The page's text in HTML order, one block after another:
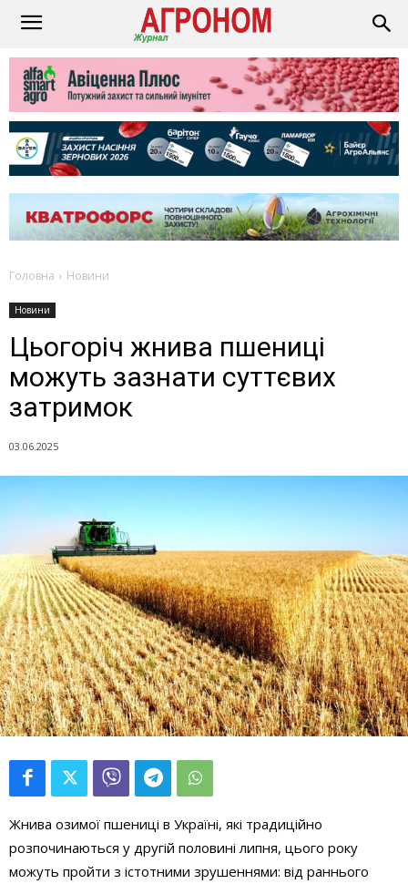
Головна Новини
Новини
Цьогоріч жнива пшениці
можуть зазнати суттєвих
затримок
03.06.2025
Жнива озимої пшениці в Україні, які традиційно
розпочинаються у другій половині липня, цього року
можуть пройти з істотними зрушеннями: від раннього